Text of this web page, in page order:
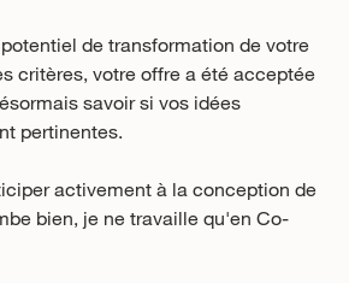
de transformation de votre
critères, votre offre a été acceptée
savoir si vos idées
pertinentes.
activement à la conception de
bien, je ne travaille qu'en Co-